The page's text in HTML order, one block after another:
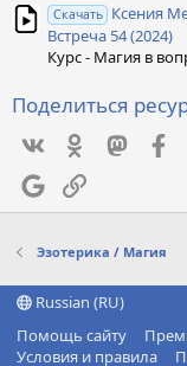
Скачать Ксения
Встреча 54 (2024)
Курс - Магия в
Поделиться
Vkontakte
GoogleСсылка
Эзотерика / Магия
Russian (RU)
Помощь сайту
Условия и правила